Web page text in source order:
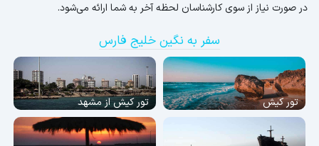
در صورت نیاز از سوی کارشناسان لحظه آخر به شما ارائه می‌شود.
سفر به نگین خلیج فارس
تور کیش تور کیش از مشهد